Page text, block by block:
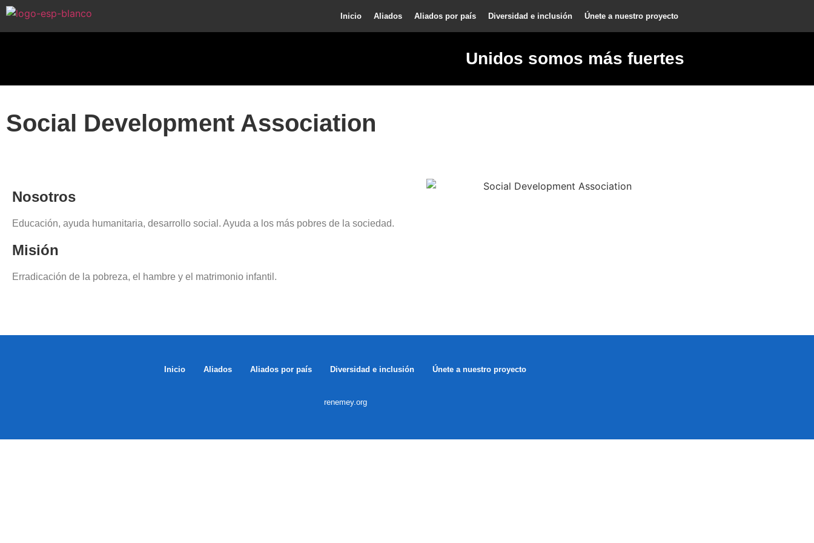
Inicio Aliados Aliados por país Diversidad e inclusión Únete a nuestro proyecto
Unidos somos más fuertes
Social Development Association
Nosotros
Educación, ayuda humanitaria, desarrollo social. Ayuda a los más pobres de la sociedad.
Misión
Erradicación de la pobreza, el hambre y el matrimonio infantil.
Inicio Aliados Aliados por país Diversidad e inclusión Únete a nuestro proyecto
renemey.org